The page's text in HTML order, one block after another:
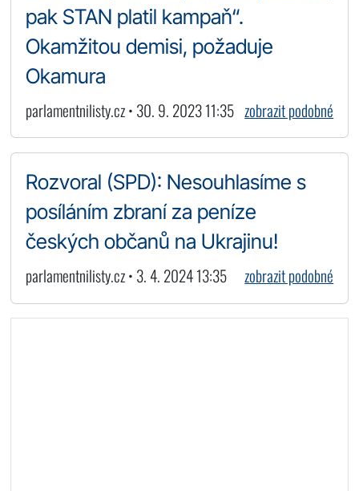
pak STAN platil kampaň“.
Okamžitou demisi, požaduje
Okamura
parlamentnilisty.cz • 30. 9. 2023 11:35 zobrazit podobné
Rozvoral (SPD): Nesouhlasíme s
posíláním zbraní za peníze
českých občanů na Ukrajinu!
parlamentnilisty.cz • 3. 4. 2024 13:35 zobrazit podobné